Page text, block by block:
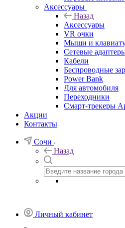
Аксессуары
Назад
Аксессуары
VR очки
Мыши и
Сетевые
Кабели
Беспроводные
Power Bank
Для автомобиля
Переходники
Смарт-трекеры
Акции
Контакты
Сочи
Назад
Личный кабинет